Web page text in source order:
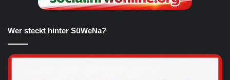
Wer steckt hinter SüWeNa?